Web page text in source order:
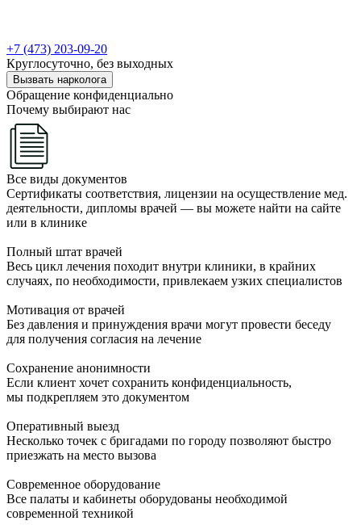
+7 (473) 203-09-20
Круглосуточно, без выходных
Вызвать нарколога
Обращение конфиденциально
Почему выбирают нас
Все виды документов
Сертификаты соответствия, лицензии на осуществление мед.
деятельности, дипломы врачей — вы можете найти на сайте
или в клинике
Полный штат врачей
Весь цикл лечения походит внутри клиники, в крайних
случаях, по необходимости, привлекаем узких специалистов
Мотивация от врачей
Без давления и принуждения врачи могут провести беседу
для получения согласия на лечение
Сохранение анонимности
Если клиент хочет сохранить конфиденциальность,
мы подкрепляем это документом
Оперативный выезд
Несколько точек с бригадами по городу позволяют быстро
приезжать на место вызова
Современное оборудование
Все палаты и кабинеты оборудованы необходимой
современной техникой